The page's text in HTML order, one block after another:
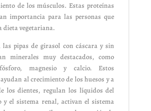
de los músculos. Estas proteínas
importancia para las personas que
dieta vegetariana.
las pipas de girasol con cáscara y sin
minerales muy destacados, como
magnesio y calcio. Estos
al crecimiento de los huesos y a
los dientes, regulan los líquidos del
y el sistema renal, activan el sistema